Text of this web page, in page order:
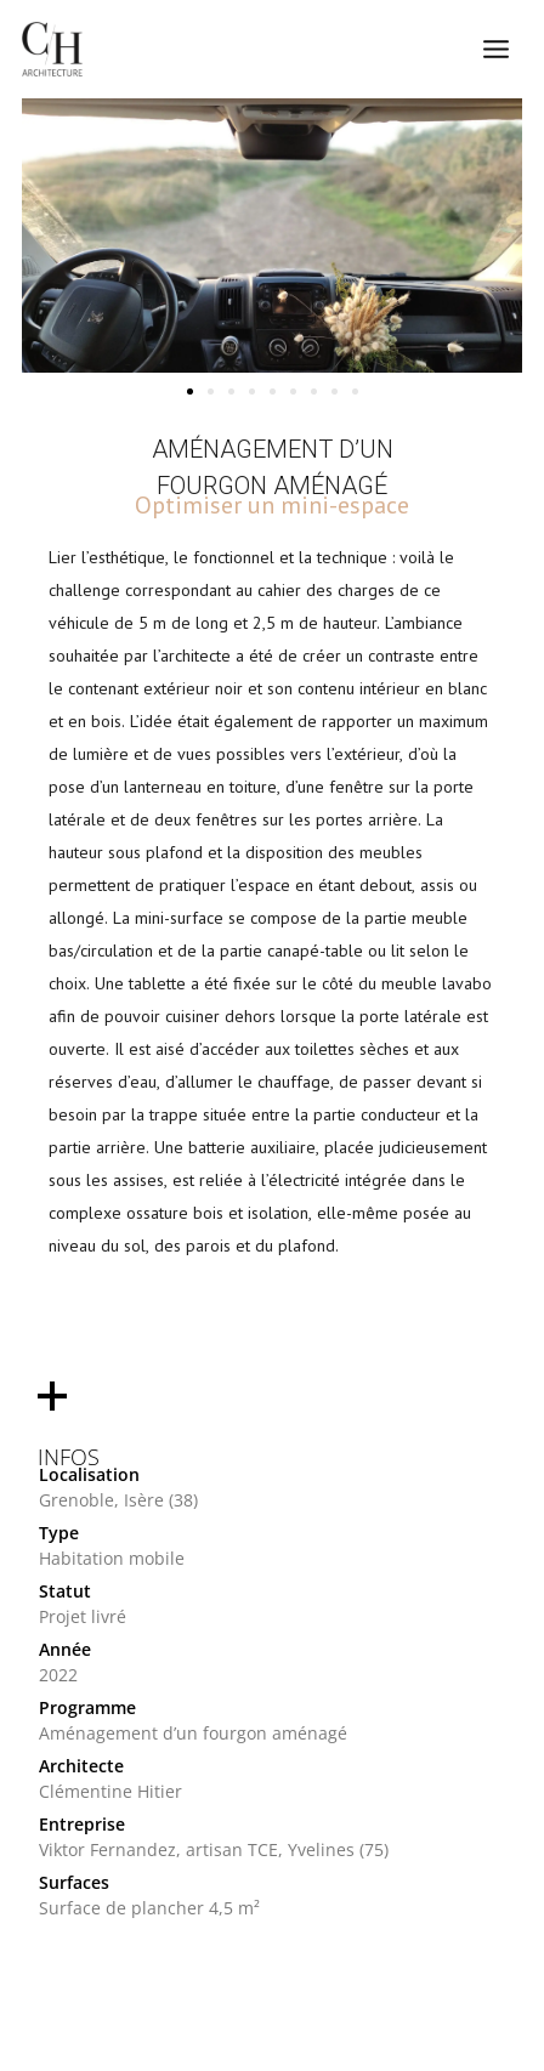
au
contenu
AMÉNAGEMENT D’UN
FOURGON AMÉNAGÉ
Optimiser un mini-espace
Lier l’esthétique, le fonctionnel et la technique : voilà le
challenge correspondant au cahier des charges de ce
véhicule de 5 m de long et 2,5 m de hauteur. L’ambiance
souhaitée par l’architecte a été de créer un contraste entre
le contenant extérieur noir et son contenu intérieur en blanc
et en bois. L’idée était également de rapporter un maximum
de lumière et de vues possibles vers l’extérieur, d’où la
pose d’un lanterneau en toiture, d’une fenêtre sur la porte
latérale et de deux fenêtres sur les portes arrière. La
hauteur sous plafond et la disposition des meubles
permettent de pratiquer l’espace en étant debout, assis ou
allongé. La mini-surface se compose de la partie meuble
bas/circulation et de la partie canapé-table ou lit selon le
choix. Une tablette a été fixée sur le côté du meuble lavabo
afin de pouvoir cuisiner dehors lorsque la porte latérale est
ouverte. Il est aisé d’accéder aux toilettes sèches et aux
réserves d’eau, d’allumer le chauffage, de passer devant si
besoin par la trappe située entre la partie conducteur et la
partie arrière. Une batterie auxiliaire, placée judicieusement
sous les assises, est reliée à l’électricité intégrée dans le
complexe ossature bois et isolation, elle-même posée au
niveau du sol, des parois et du plafond.
INFOS
Localisation
Grenoble, Isère (38)
Type
Habitation mobile
Statut
Projet livré
Année
2022
Programme
Aménagement d’un fourgon aménagé
Architecte
Clémentine Hitier
Entreprise
Viktor Fernandez, artisan TCE, Yvelines (75)
Surfaces
Surface de plancher 4,5 m²